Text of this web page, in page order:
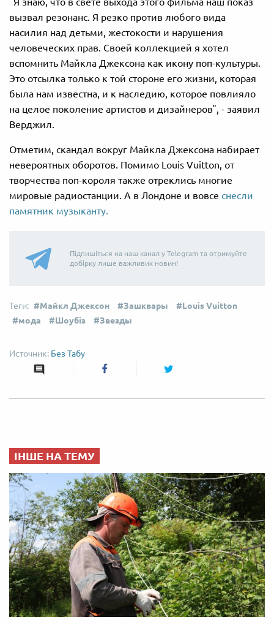
вызвал резонанс. Я резко против любого вида
насилия над детьми, жестокости и нарушения
человеческих прав. Своей коллекцией я хотел
вспомнить Майкла Джексона как икону поп-культуры.
Это отсылка только к той стороне его жизни, которая
была нам известна, и к наследию, которое повлияло
на целое поколение артистов и дизайнеров", - заявил
Верджил.
Отметим, скандал вокруг Майкла Джексона набирает
невероятных оборотов. Помимо Louis Vuitton, от
творчества поп-короля также отреклись многие
мировые радиостанции. А в Лондоне и вовсе снесли
памятник музыканту.
Підпишіться на наш канал у Telegram та отримуйте
добірку лише важливих новин!
Майкл Джексон Зашквары
Louis Vuitton
мода
Шоубіз Звезды
Без Табу
ІНШЕ НА ТЕМУ